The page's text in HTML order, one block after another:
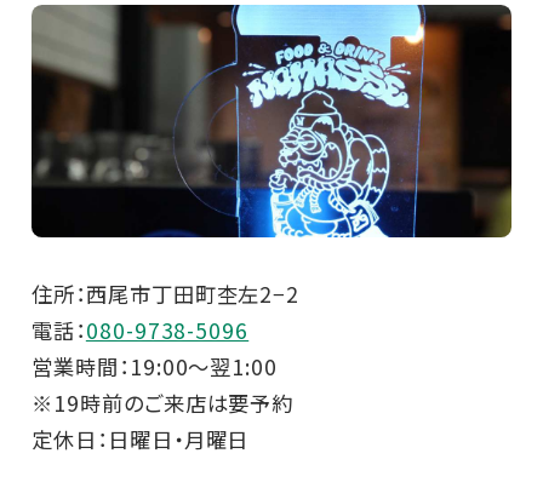
住所：西尾市丁田町杢左2−2
電話：080-9738-5096
営業時間：19:00〜翌1:00
※19時前のご来店は要予約
定休日：日曜日・月曜日